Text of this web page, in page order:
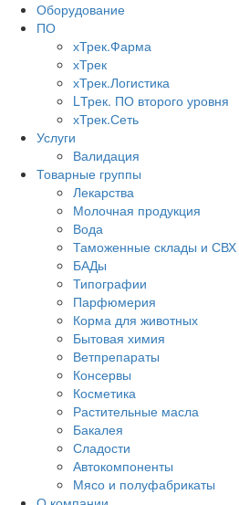
Оборудование
ПО
хТрек.Фарма
хТрек
хТрек.Логистика
LТрек. ПО второго уровня
хТрек.Сеть
Услуги
Валидация
Товарные группы
Лекарства
Молочная продукция
Вода
Таможенные склады и СВХ
БАДы
Типографии
Парфюмерия
Корма для животных
Бытовая химия
Ветпрепараты
Консервы
Косметика
Растительные масла
Бакалея
Сладости
Автокомпоненты
Мясо и полуфабрикаты